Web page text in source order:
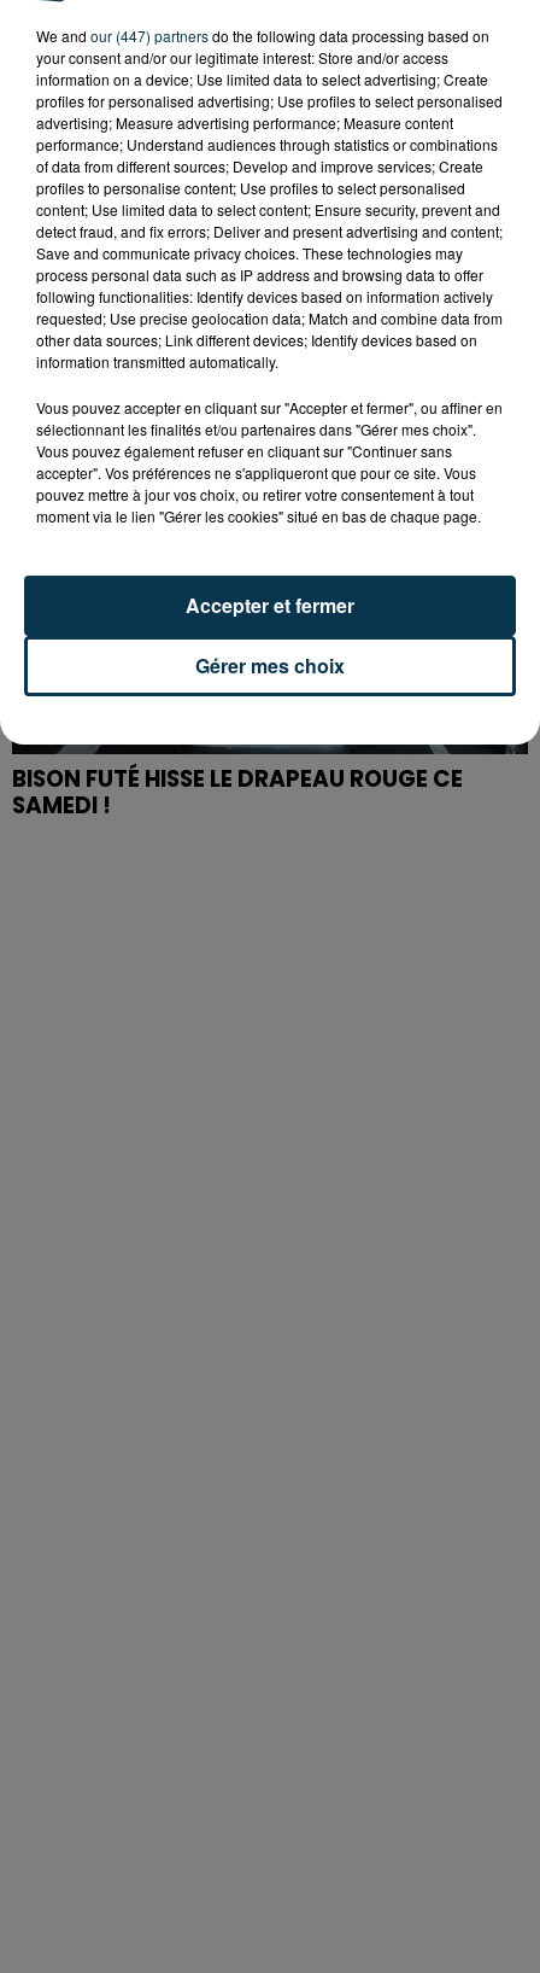
L’ASSE RÉDUIT FACE À SOCHAUX, UNE
PREMIÈRE VICTOIRE POUR NOS VERTS ?
BISON FUTÉ HISSE LE DRAPEAU ROUGE CE
SAMEDI !
We and our (447) partnersdo the following data processing based on
your consent and/or our legitimate interest: Store and/or access
information on a device; Use limited data to select advertising; Create
profiles for personalised advertising; Use profiles to select personalised
advertising; Measure advertising performance; Measure content
performance; Understand audiences through statistics or combinations
of data from different sources; Develop and improve services; Create
profiles to personalise content; Use profiles to select personalised
content; Use limited data to select content; Ensure security, prevent and
detect fraud, and fix errors; Deliver and present advertising and content;
Save and communicate privacy choices. These technologies may
process personal data such as IP address and browsing data to offer
following functionalities: Identify devices based on information actively
requested; Use precise geolocation data; Match and combine data from
other data sources; Link different devices; Identify devices based on
information transmitted automatically.
Vous pouvez accepter en cliquant sur "Accepter et fermer", ou affiner en
sélectionnant les finalités et/ou partenaires dans "Gérer mes choix".
Vous pouvez également refuser en cliquant sur "Continuer sans
accepter". Vos préférences ne s'appliqueront que pour ce site. Vous
pouvez mettre à jour vos choix, ou retirer votre consentement à tout
moment via le lien "Gérer les cookies" situé en bas de chaque page.
Gérer mes choix
Accepter et fermer